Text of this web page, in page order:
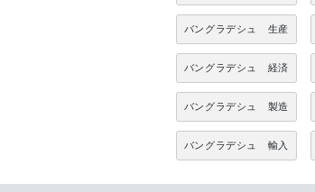
バングラデシュ 生産
バングラデシュ 経済
バングラデシュ 製造
バングラデシュ 輸入